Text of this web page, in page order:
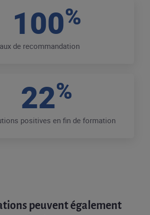
100%
de recommandation
22%
positives en fin de formation
peuvent également